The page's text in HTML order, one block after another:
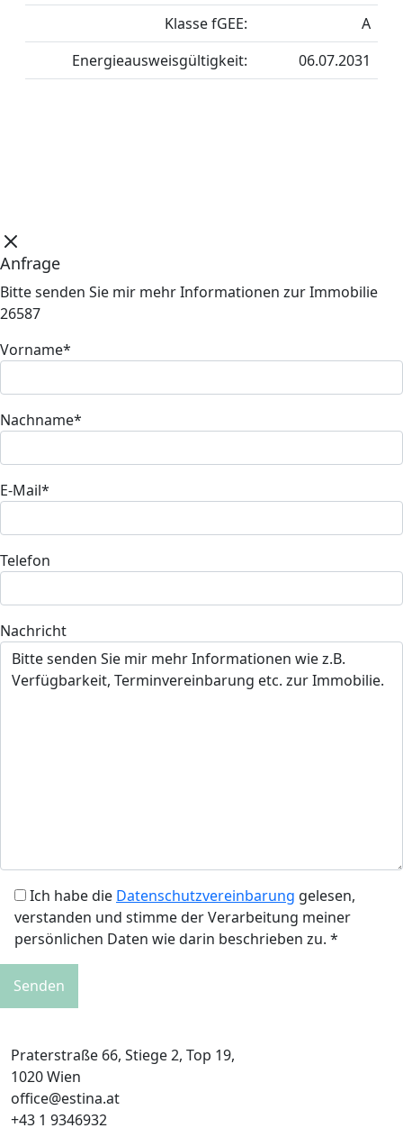
Klasse fGEE:
A
Energieausweisgültigkeit:
06.07.2031
Anfrage
Bitte senden Sie mir mehr Informationen zur Immobilie
26587
Vorname*
Nachname*
E-Mail*
Telefon
Nachricht
Ich habe die Datenschutzvereinbarung gelesen,
verstanden und stimme der Verarbeitung meiner
persönlichen Daten wie darin beschrieben zu. *
Praterstraße 66, Stiege 2, Top 19,
1020 Wien
office@estina.at
+43 1 9346932